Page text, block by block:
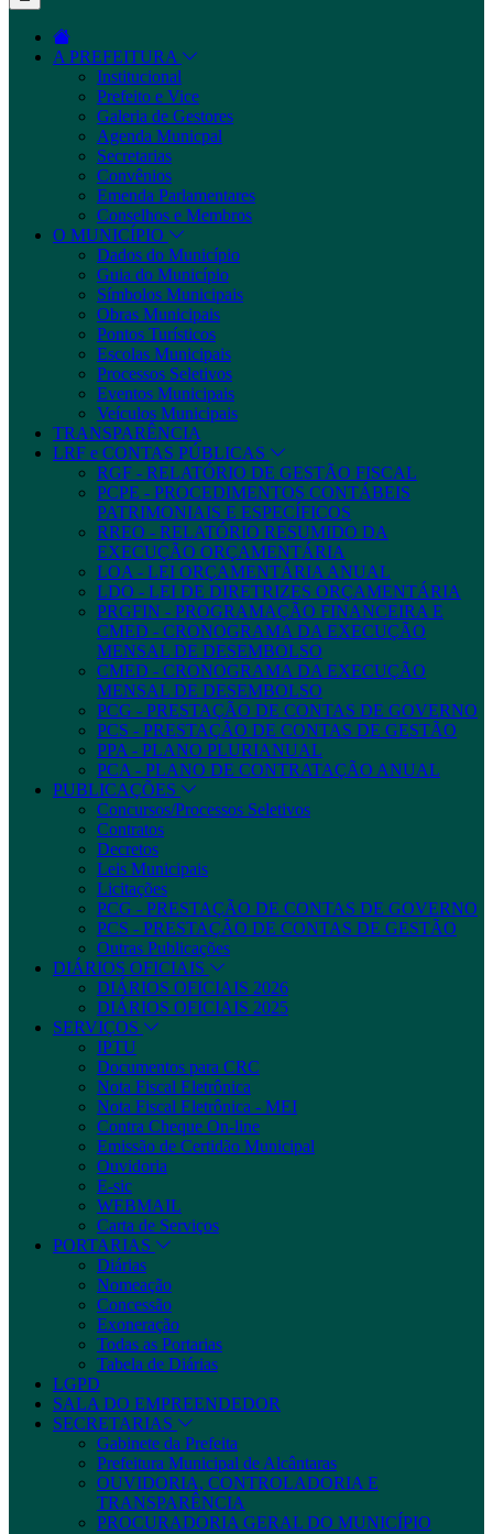
A PREFEITURA
Institucional
Prefeito e Vice
Galeria de Gestores
Agenda Municpal
Secretarias
Convênios
Emenda Parlamentares
Conselhos e Membros
O MUNICÍPIO
Dados do Município
Guia do Município
Símbolos Municipais
Obras Municipais
Pontos Turísticos
Escolas Municipais
Processos Seletivos
Eventos Municipais
Veículos Municipais
TRANSPARÊNCIA
LRF e CONTAS PÚBLICAS
RGF - RELATÓRIO DE GESTÃO FISCAL
PCPE - PROCEDIMENTOS CONTÁBEIS
PATRIMONIAIS E ESPECÍFICOS
RREO - RELATÓRIO RESUMIDO DA
EXECUÇÃO ORÇAMENTÁRIA
LOA - LEI ORÇAMENTÁRIA ANUAL
LDO - LEI DE DIRETRIZES ORÇAMENTÁRIA
PRGFIN - PROGRAMAÇÃO FINANCEIRA E
CMED - CRONOGRAMA DA EXECUÇÃO
MENSAL DE DESEMBOLSO
CMED - CRONOGRAMA DA EXECUÇÃO
MENSAL DE DESEMBOLSO
PCG - PRESTAÇÃO DE CONTAS DE GOVERNO
PCS - PRESTAÇÃO DE CONTAS DE GESTÃO
PPA - PLANO PLURIANUAL
PCA - PLANO DE CONTRATAÇÃO ANUAL
PUBLICAÇÕES
Concursos/Processos Seletivos
Contratos
Decretos
Leis Municipais
Licitações
PCG - PRESTAÇÃO DE CONTAS DE GOVERNO
PCS - PRESTAÇÃO DE CONTAS DE GESTÃO
Outras Publicações
DIÁRIOS OFICIAIS
DIÁRIOS OFICIAIS 2026
DIÁRIOS OFICIAIS 2025
SERVIÇOS
IPTU
Documentos para CRC
Nota Fiscal Eletrônica
Nota Fiscal Eletrônica - MEI
Contra Cheque On-line
Emissão de Certidão Municipal
Ouvidoria
E-sic
WEBMAIL
Carta de Serviços
PORTARIAS
Diárias
Nomeação
Concessão
Exoneração
Todas as Portarias
Tabela de Diárias
LGPD
SALA DO EMPREENDEDOR
SECRETARIAS
Gabinete da Prefeita
Prefeitura Municipal de Alcântaras
OUVIDORIA, CONTROLADORIA E
TRANSPARÊNCIA
PROCURADORIA GERAL DO MUNICÍPIO